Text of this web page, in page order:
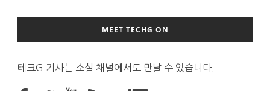
MEET TECHG ON
테크G 기사는 소셜 채널에서도 만날 수 있습니다.